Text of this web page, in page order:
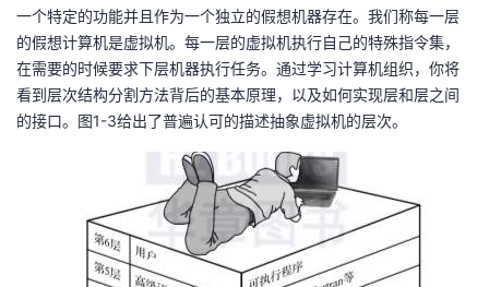
坛
圈
子
的
直
我
的
我
一个特定的功能并且作为一个独立的假想机器存在。我们称每一层
的假想计算机是虚拟机。每一层的虚拟机执行自己的特殊指令集，
在需要的时候要求下层机器执行任务。通过学习计算机组织，你将
看到层次结构分割方法背后的基本原理，以及如何实现层和层之间
的接口。图1-3给出了普遍认可的描述抽象虚拟机的层次。